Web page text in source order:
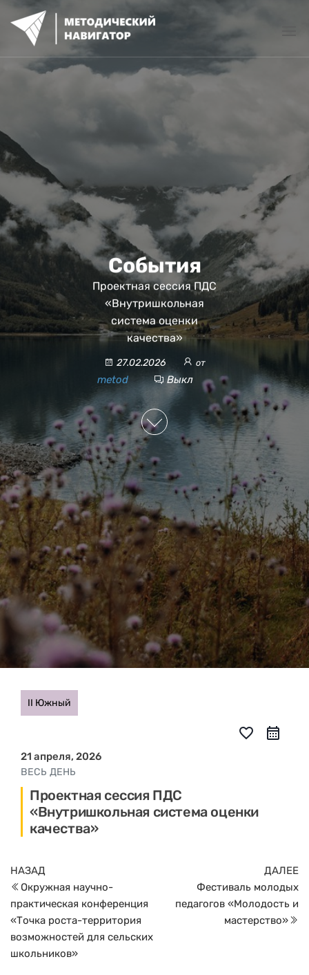
Перейти
содержимому
События
Проектная сессия ПДС
«Внутришкольная
система оценки
качества»
27.02.2026 от
metod Выкл
II Южный
favorite_border
21 апреля, 2026
ВЕСЬ ДЕНЬ
Проектная сессия ПДС
«Внутришкольная система оценки
качества»
по
записям
Предыдущая
запись
НАЗАД
Окружная научно-
практическая конференция
«Точка роста-территория
возможностей для сельских
школьников»
ДАЛЕЕ
Фестиваль молодых
педагогов «Молодость и
мастерство»